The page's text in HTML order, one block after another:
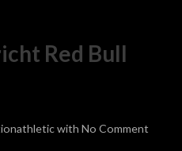
Red Bull
with No Comment